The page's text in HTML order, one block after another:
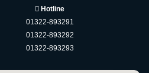
Hotline
01322-893291
01322-893292
01322-893293